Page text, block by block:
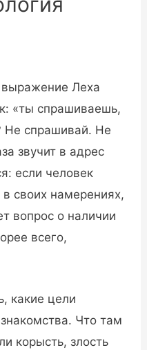
Леха
«ты спрашиваешь,
Не спрашивай. Не
звучит в адрес
если человек
своих намерениях,
вопрос о наличии
всего,
какие цели
Что там
корысть, злость